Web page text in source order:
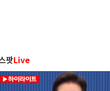
팟Live